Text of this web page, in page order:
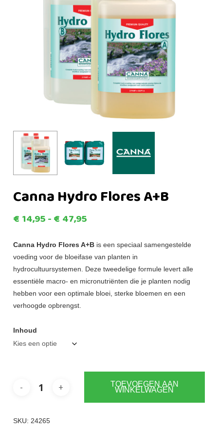
Canna Hydro Flores A+B
€ 14,95-€ 47,95Prijsklasse:
tot
€47,95
Canna Hydro Flores A+Bis een speciaal samengestelde
voeding voor de bloeifase van planten in
hydrocultuursystemen. Deze tweedelige formule levert alle
essentiële macro- en micronutriënten die je planten nodig
hebben voor een optimale bloei, sterke bloemen en een
verhoogde opbrengst.
Inhoud
TOEVOEGEN AAN
WINKELWAGEN
SKU: 24265